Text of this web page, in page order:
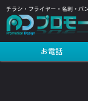
お電話
ンを見る